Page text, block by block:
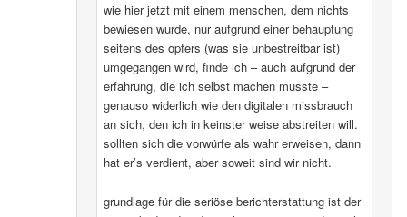
wie hier jetzt mit einem menschen, dem nichts
bewiesen wurde, nur aufgrund einer behauptung
seitens des opfers (was sie unbestreitbar ist)
umgegangen wird, finde ich – auch aufgrund der
erfahrung, die ich selbst machen musste –
genauso widerlich wie den digitalen missbrauch
an sich, den ich in keinster weise abstreiten will.
sollten sich die vorwürfe als wahr erweisen, dann
hat er’s verdient, aber soweit sind wir nicht.
grundlage für die seriöse berichterstattung ist der